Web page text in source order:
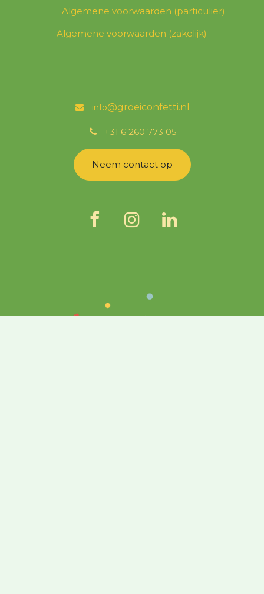
info@groeiconfetti.nl
+31 6 260 773 05
Neem contact op
Algemene voorwaarden (particulier)
Algemene voorwaarden (zakelijk)